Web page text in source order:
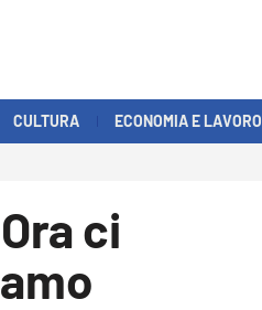
CULTURA ECONOMIA E LAVORO
ci